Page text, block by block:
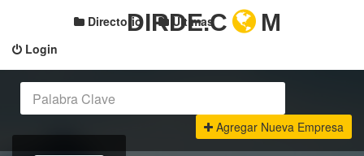
Login
Directorio Últimas
DIRDE.C M
Agregar Nueva Empresa